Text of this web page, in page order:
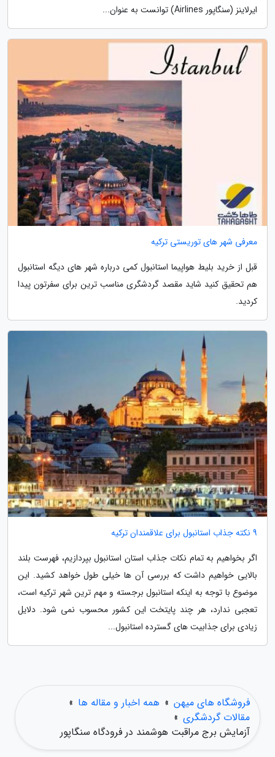
ایرلاینز (سنگاپور Airlines) توانست به عنوان...
معرفی شهر های توریستی ترکیه
قبل از خرید بلیط هواپیما استانبول کمی درباره شهر های دیگه استانبول
هم تحقیق کنید شاید مقصد گردشگری مناسب ترین برای سفرتون پیدا
کردید.
9 نکته جذاب استانبول برای علاقمندان ترکیه
اگر بخواهیم به تمام نکات جذاب استان استانبول بپردازیم، فهرست بلند
بالایی خواهیم داشت که بررسی آن ها خیلی طول خواهد کشید. این
موضوع با توجه به اینکه استانبول برجسته و مهم ترین شهر ترکیه است،
تعجبی ندارد، هر چند پایتخت این کشور محسوب نمی شود. دلایل
زیادی برای جذابیت های گسترده استانبول...
فروشگاه های میهن » همه اخبار و مقاله ها »
مقالات گردشگری »
آزمایش برج مراقبت هوشمند در فرودگاه سنگاپور